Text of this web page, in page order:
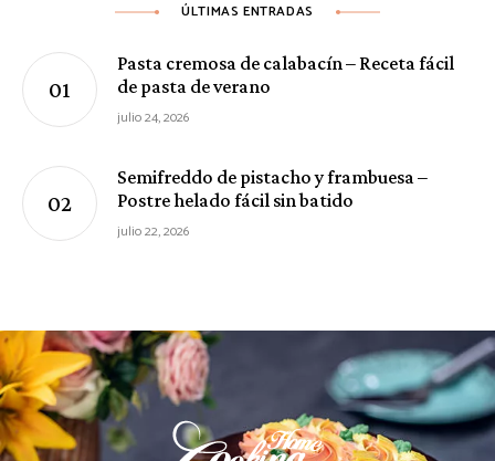
ÚLTIMAS ENTRADAS
Pasta cremosa de calabacín – Receta fácil
de pasta de verano
julio 24, 2026
Semifreddo de pistacho y frambuesa –
Postre helado fácil sin batido
julio 22, 2026